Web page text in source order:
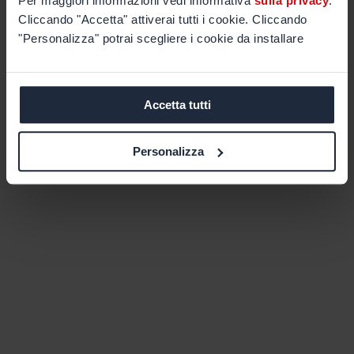
Cliccando "Accetta" attiverai tutti i cookie. Cliccando
"Personalizza" potrai scegliere i cookie da installare
Accetta tutti
Personalizza